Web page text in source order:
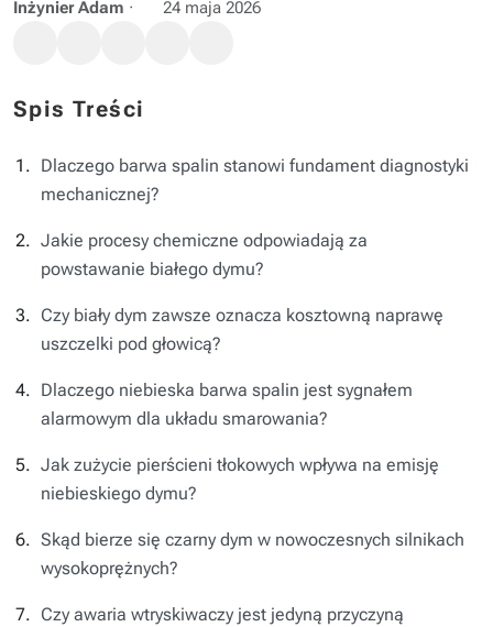
Inżynier Adam · 24 maja 2026
Spis Treści
Dlaczego barwa spalin stanowi fundament diagnostyki
mechanicznej?
Jakie procesy chemiczne odpowiadają za
powstawanie białego dymu?
Czy biały dym zawsze oznacza kosztowną naprawę
uszczelki pod głowicą?
Dlaczego niebieska barwa spalin jest sygnałem
alarmowym dla układu smarowania?
Jak zużycie pierścieni tłokowych wpływa na emisję
niebieskiego dymu?
Skąd bierze się czarny dym w nowoczesnych silnikach
wysokoprężnych?
Czy awaria wtryskiwaczy jest jedyną przyczyną